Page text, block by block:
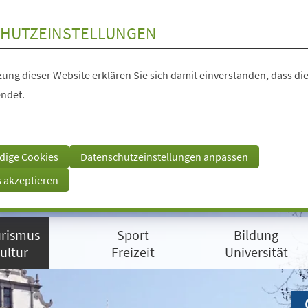
dieser Website erklären Sie sich damit einverstanden, dass
Cookies
Datenschutzeinstellungen anpassen
akzeptieren
Sport
Freizeit
Bildung
Universität